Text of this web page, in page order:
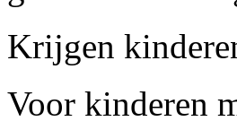
Krijgen
Voor kinderen